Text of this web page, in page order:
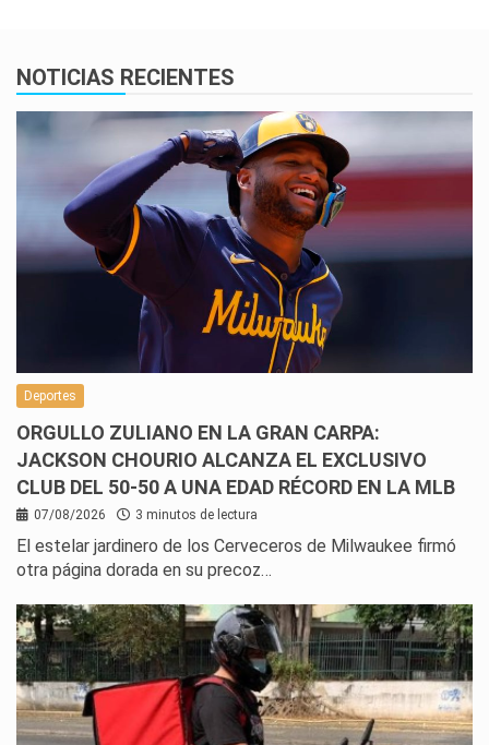
NOTICIAS RECIENTES
Deportes
ORGULLO ZULIANO EN LA GRAN CARPA:
JACKSON CHOURIO ALCANZA EL EXCLUSIVO
CLUB DEL 50-50 A UNA EDAD RÉCORD EN LA MLB
07/08/2026 3 minutos de lectura
El estelar jardinero de los Cerveceros de Milwaukee firmó
otra página dorada en su precoz…